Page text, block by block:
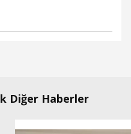
Diğer Haberler